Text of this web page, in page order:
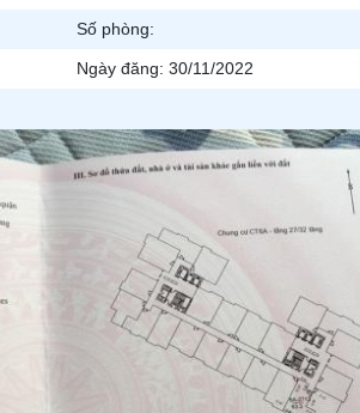
Số phòng:
Ngày đăng: 30/11/2022